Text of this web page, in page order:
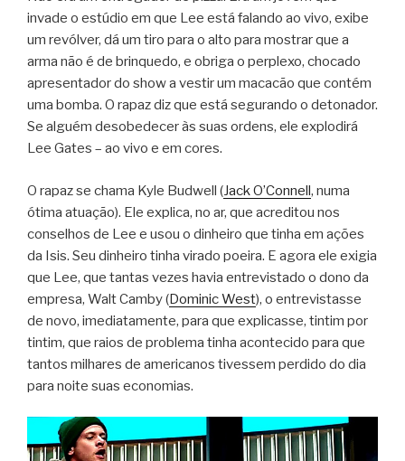
invade o estúdio em que Lee está falando ao vivo, exibe
um revólver, dá um tiro para o alto para mostrar que a
arma não é de brinquedo, e obriga o perplexo, chocado
apresentador do show a vestir um macacão que contém
uma bomba. O rapaz diz que está segurando o detonador.
Se alguém desobedecer às suas ordens, ele explodirá
Lee Gates – ao vivo e em cores.
O rapaz se chama Kyle Budwell (Jack O’Connell, numa
ótima atuação). Ele explica, no ar, que acreditou nos
conselhos de Lee e usou o dinheiro que tinha em ações
da Isis. Seu dinheiro tinha virado poeira. E agora ele exigia
que Lee, que tantas vezes havia entrevistado o dono da
empresa, Walt Camby (Dominic West), o entrevistasse
de novo, imediatamente, para que explicasse, tintim por
tintim, que raios de problema tinha acontecido para que
tantos milhares de americanos tivessem perdido do dia
para noite suas economias.